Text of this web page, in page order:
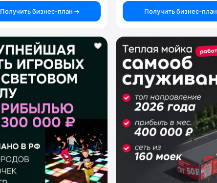
Получить бизнес-план Получить бизнес-план